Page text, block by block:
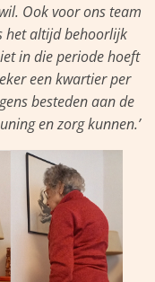
Ook voor ons team
het altijd behoorlijk
in die periode hoeft
een kwartier per
besteden aan de
en zorg kunnen.’